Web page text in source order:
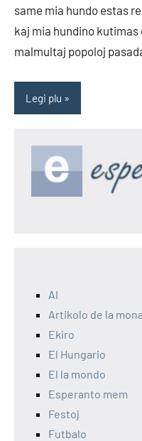
same mia hundo estas
kaj mia hundino
malmultaj popoloj
Legi plu
AI
Artikolo de la
Ekiro
El Hungario
El la mondo
Esperanto mem
Festoj
Futbalo